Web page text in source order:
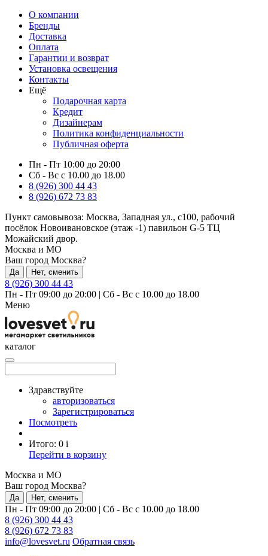
О компании
Бренды
Доставка
Оплата
Гарантии и возврат
Установка освещения
Контакты
Ещё
Подарочная карта
Кредит
Дизайнерам
Политика конфиденциальности
Публичная оферта
Пн - Пт 10:00 до 20:00
Сб - Вс с 10.00 до 18.00
8 (926) 300 44 43
8 (926) 672 73 83
Пункт самовывоза: Москва, Западная ул., с100, рабочий
посёлок Новоивановское (этаж -1) павильон G-5 ТЦ
Можайский двор.
Москва и МО
Ваш город Москва?
Да Нет, сменить
8 (926) 300 44 43
Пн - Пт 09:00 до 20:00 | Сб - Вс с 10.00 до 18.00
Меню
каталог
Здравствуйте
авторизоваться
Зарегистрироваться
Посмотреть
Итого: 0 i
Перейти в корзину
Москва и МО
Ваш город Москва?
Да Нет, сменить
Пн - Пт 09:00 до 20:00 | Сб - Вс с 10.00 до 18.00
8 (926) 300 44 43
8 (926) 672 73 83
info@lovesvet.ru Обратная связь